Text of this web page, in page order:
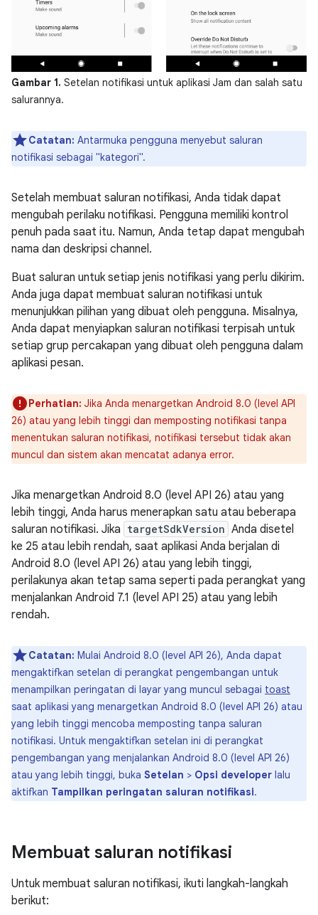
Gambar 1. Setelan notifikasi untuk aplikasi Jam dan salah satu
salurannya.
Catatan: Antarmuka pengguna menyebut saluran
notifikasi sebagai "kategori".
Setelah membuat saluran notifikasi, Anda tidak dapat
mengubah perilaku notifikasi. Pengguna memiliki kontrol
penuh pada saat itu. Namun, Anda tetap dapat mengubah
nama dan deskripsi channel.
Buat saluran untuk setiap jenis notifikasi yang perlu dikirim.
Anda juga dapat membuat saluran notifikasi untuk
menunjukkan pilihan yang dibuat oleh pengguna. Misalnya,
Anda dapat menyiapkan saluran notifikasi terpisah untuk
setiap grup percakapan yang dibuat oleh pengguna dalam
aplikasi pesan.
Perhatian: Jika Anda menargetkan Android 8.0 (level API
26) atau yang lebih tinggi dan memposting notifikasi tanpa
menentukan saluran notifikasi, notifikasi tersebut tidak akan
muncul dan sistem akan mencatat adanya error.
Jika menargetkan Android 8.0 (level API 26) atau yang
lebih tinggi, Anda harus menerapkan satu atau beberapa
saluran notifikasi. Jika targetSdkVersion Anda disetel
ke 25 atau lebih rendah, saat aplikasi Anda berjalan di
Android 8.0 (level API 26) atau yang lebih tinggi,
perilakunya akan tetap sama seperti pada perangkat yang
menjalankan Android 7.1 (level API 25) atau yang lebih
rendah.
Catatan: Mulai Android 8.0 (level API 26), Anda dapat
mengaktifkan setelan di perangkat pengembangan untuk
menampilkan peringatan di layar yang muncul sebagai toast
saat aplikasi yang menargetkan Android 8.0 (level API 26) atau
yang lebih tinggi mencoba memposting tanpa saluran
notifikasi. Untuk mengaktifkan setelan ini di perangkat
pengembangan yang menjalankan Android 8.0 (level API 26)
atau yang lebih tinggi, buka Setelan > Opsi developer lalu
aktifkan Tampilkan peringatan saluran notifikasi.
Membuat saluran notifikasi
Untuk membuat saluran notifikasi, ikuti langkah-langkah
berikut: